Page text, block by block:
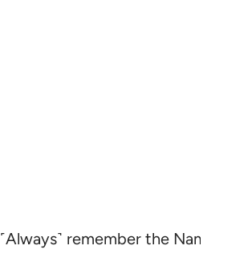
˹Always˺ remember the Name of